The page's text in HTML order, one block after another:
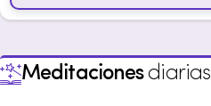
Meditacionesdiarias